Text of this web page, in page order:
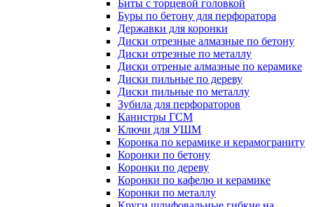
Биты с торцевой головкой
Буры по бетону для перфоратора
Державки для коронки
Диски отрезные алмазные по бетону
Диски отрезные по металлу
Диски отреные алмазные по керамике
Диски пильные по дереву
Диски пильные по металлу
Зубила для перфораторов
Канистры ГСМ
Ключи для УШМ
Коронка по керамике и керамограниту
Коронки по бетону
Коронки по дереву
Коронки по кафелю и керамике
Коронки по металлу